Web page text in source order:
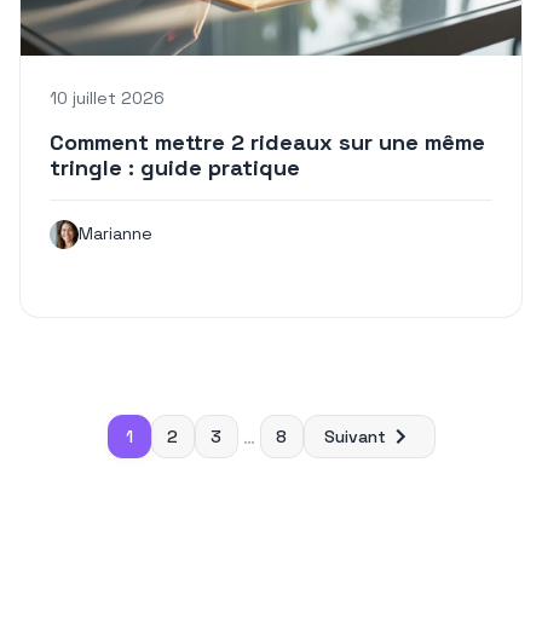
10 juillet 2026
Comment mettre 2 rideaux sur une même
tringle : guide pratique
Marianne
Pagination
des
1 2 3 … 8 Suivant